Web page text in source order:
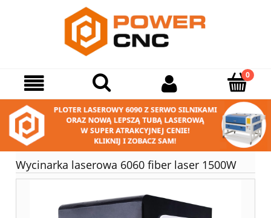
Wycinarka laserowa 6060 fiber laser 1500W